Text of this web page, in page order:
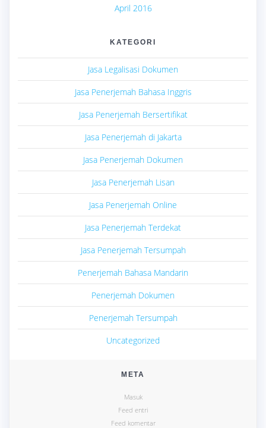
April 2016
KATEGORI
Jasa Legalisasi Dokumen
Jasa Penerjemah Bahasa Inggris
Jasa Penerjemah Bersertifikat
Jasa Penerjemah di Jakarta
Jasa Penerjemah Dokumen
Jasa Penerjemah Lisan
Jasa Penerjemah Online
Jasa Penerjemah Terdekat
Jasa Penerjemah Tersumpah
Penerjemah Bahasa Mandarin
Penerjemah Dokumen
Penerjemah Tersumpah
Uncategorized
META
Masuk
Feed entri
Feed komentar